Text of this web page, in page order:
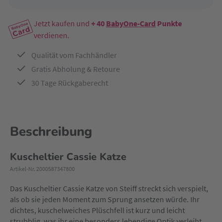
Jetzt kaufen und + 40 BabyOne-Card Punkte
verdienen.
Qualität vom Fachhändler
Gratis Abholung & Retoure
30 Tage Rückgaberecht
Beschreibung
Kuscheltier Cassie Katze
Artikel-Nr. 2000587347800
Das Kuscheltier Cassie Katze von Steiff streckt sich verspielt,
als ob sie jeden Moment zum Sprung ansetzen würde. Ihr
dichtes, kuschelweiches Plüschfell ist kurz und leicht